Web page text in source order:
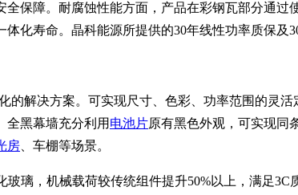
保障。耐腐蚀性能方面，产品在彩钢瓦部分通过
化寿命。晶科能源所提供的30年线性功率质保及
的解决方案。可实现尺寸、色彩、功率范围的灵
全黑幕墙充分利用 电池片原有黑色外观，可实现同
房、车棚等场景。
玻璃，机械载荷较传统组件提升50%以上，满足